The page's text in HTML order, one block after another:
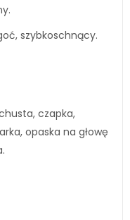
szybkoschnący.
czapka,
opaska na głowę